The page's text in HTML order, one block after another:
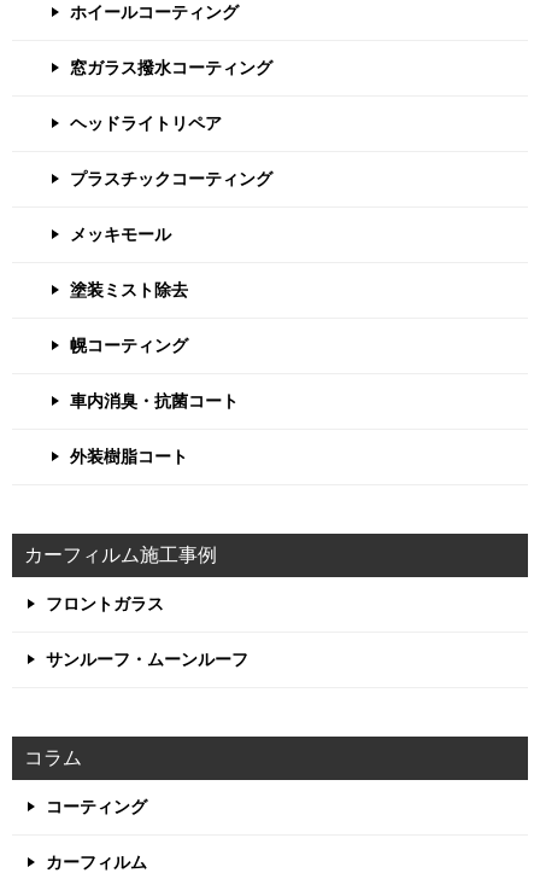
ホイールコーティング
窓ガラス撥水コーティング
ヘッドライトリペア
プラスチックコーティング
メッキモール
塗装ミスト除去
幌コーティング
車内消臭・抗菌コート
外装樹脂コート
カーフィルム施工事例
フロントガラス
サンルーフ・ムーンルーフ
コラム
コーティング
カーフィルム